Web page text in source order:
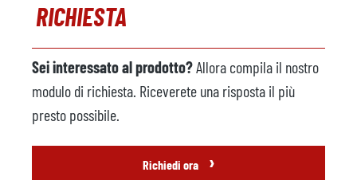
RICHIESTA
Sei interessato al prodotto?Allora compila il nostro
modulo di richiesta. Riceverete una risposta il più
presto possibile.
Richiedi ora ›